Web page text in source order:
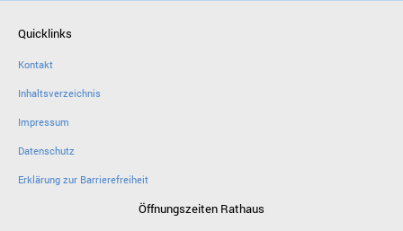
Quicklinks
Kontakt
Inhaltsverzeichnis
Impressum
Datenschutz
Erklärung zur Barrierefreiheit
Öffnungszeiten Rathaus